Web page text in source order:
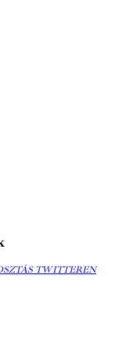
TWITTEREN